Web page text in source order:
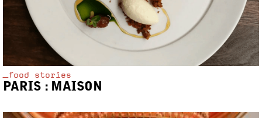
_food stories
PARIS : MAISON